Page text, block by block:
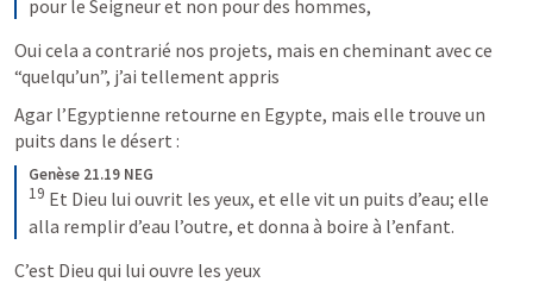
pour le Seigneur et non pour des hommes,
Oui cela a contrarié nos projets, mais en cheminant avec ce
“quelqu’un”, j’ai tellement appris
Agar l’Egyptienne retourne en Egypte, mais elle trouve un
puits dans le désert :
Genèse 21.19 NEG
19 Et Dieu lui ouvrit les yeux, et elle vit un puits d’eau; elle
alla remplir d’eau l’outre, et donna à boire à l’enfant.
C’est Dieu qui lui ouvre les yeux